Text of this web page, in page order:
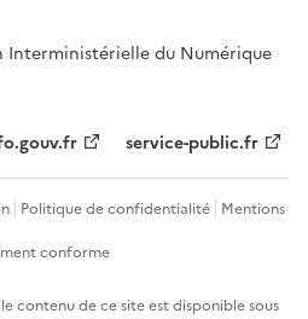
du Numérique
service-public.fr
Politique de confidentialité Mentions
conforme
contenu de ce site est disponible sous